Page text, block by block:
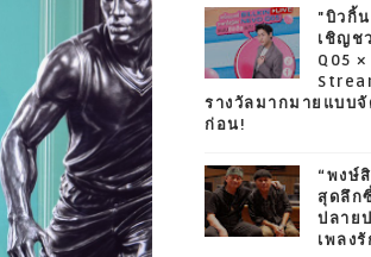
"บิวกิ้
เชิญช
Q05
รางวัลมากมายแบบ
ก่อน!
“พงษ์
สุดลึก
ปลาย
เพลง